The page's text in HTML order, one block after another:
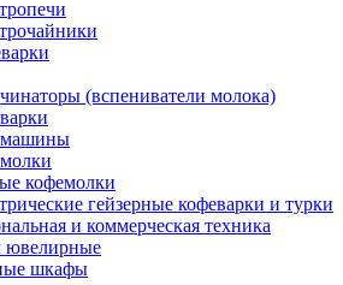
(вспениватели молока)
кофемолки
гейзерные кофеварки и турки
и коммерческая техника
ювелирные
шкафы